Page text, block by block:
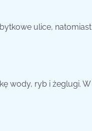
ulice, natomiast
wody, ryb i żeglugi. W